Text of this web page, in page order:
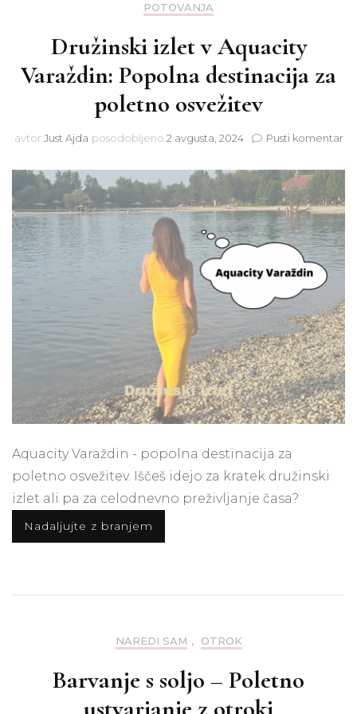
POTOVANJA
Družinski izlet v Aquacity
Varaždin: Popolna destinacija za
poletno osvežitev
avtor Just Ajda posodobljeno 2 avgusta, 2024 Pusti komentarna
za
Aquacity Varaždin - popolna destinacija za
poletno osvežitev. Iščeš idejo za kratek družinski
izlet ali pa za celodnevno preživljanje časa?
Nadaljujte z branjem
NAREDI SAM , OTROK
Barvanje s soljo – Poletno